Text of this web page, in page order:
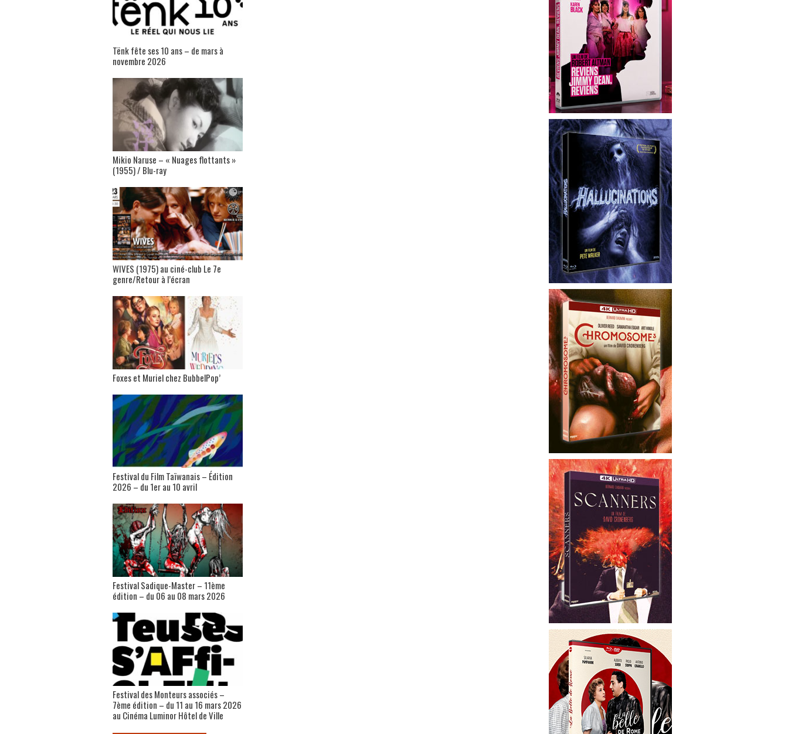
Tënk fête ses 10 ans – de mars à
novembre 2026
Mikio Naruse – « Nuages flottants »
(1955) / Blu-ray
WIVES (1975) au ciné-club Le 7e
genre/Retour à l’écran
Foxes et Muriel chez BubbelPop’
Festival du Film Taïwanais – Édition
2026 – du 1er au 10 avril
Festival Sadique-Master – 11ème
édition – du 06 au 08 mars 2026
Festival des Monteurs associés –
7ème édition – du 11 au 16 mars 2026
au Cinéma Luminor Hôtel de Ville